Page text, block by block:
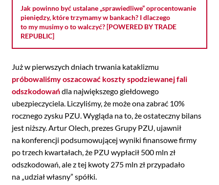
Jak powinno być ustalane „sprawiedliwe” oprocentowanie
pieniędzy, które trzymamy w bankach? I dlaczego
to my musimy o to walczyć? [POWERED BY TRADE
REPUBLIC]
Już w pierwszych dniach trwania kataklizmu
próbowaliśmy oszacować koszty spodziewanej fali
odszkodowańdla największego giełdowego
ubezpieczyciela. Liczyliśmy, że może ona zabrać 10%
rocznego zysku PZU. Wygląda na to, że ostateczny bilans
jest niższy. Artur Olech, prezes Grupy PZU, ujawnił
na konferencji podsumowującej wyniki finansowe firmy
po trzech kwartałach, że PZU wypłacił 500 mln zł
odszkodowań, ale z tej kwoty 275 mln zł przypadało
na „udział własny” spółki.